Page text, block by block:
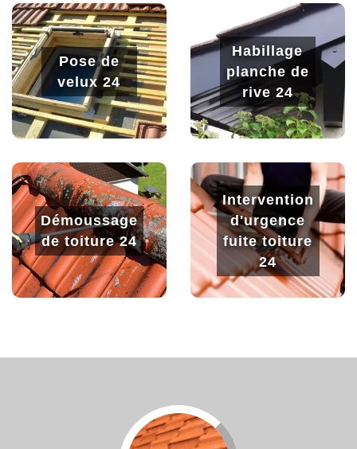
Pose de
velux 24
Habillage
planche de
rive 24
Démoussage
de toiture 24
Intervention
d'urgence
fuite toiture
24